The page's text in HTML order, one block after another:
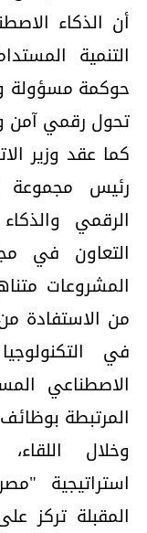
أن الذكاء
التنمية
حوكمة مسؤولة
تحول رقمي آمن
كما عقد وزير
رئيس مجموعة
الرقمي
التعاون في
المشروعات
من الاستفادة
في
الاصطناعي
المرتبطة
وخلال
استراتيجية
المقبلة تركز